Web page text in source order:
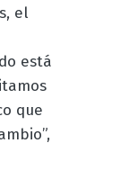
el
está
que